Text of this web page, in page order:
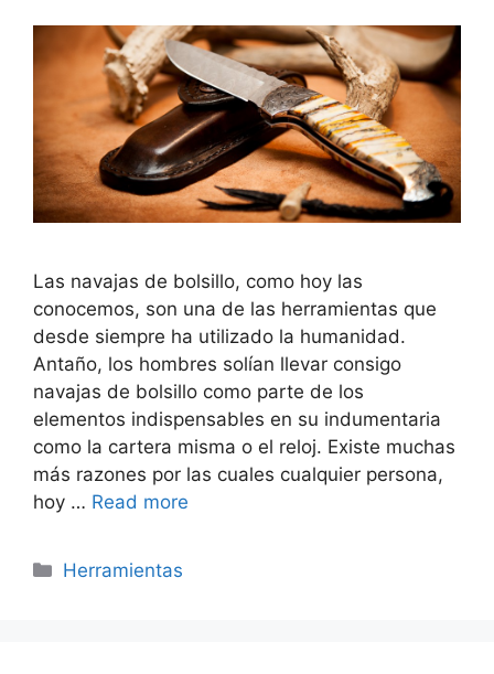
Las navajas de bolsillo, como hoy las
conocemos, son una de las herramientas que
desde siempre ha utilizado la humanidad.
Antaño, los hombres solían llevar consigo
navajas de bolsillo como parte de los
elementos indispensables en su indumentaria
como la cartera misma o el reloj. Existe muchas
más razones por las cuales cualquier persona,
hoy … Read more
Categorías
Herramientas